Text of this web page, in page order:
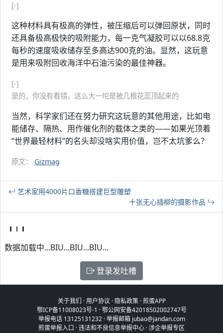
[-]
这种材料具有极高的弹性，被压缩后可以弹回原状，同时
还具备极高极快的吸附能力，每一克气凝胶可以以68.8克
每秒的速度吸收储存至多高达900克的油。显然，这玩意
是用来吸附回收海洋中石油污染的最佳神器。
[-]
是的，你没有看错，这么大一坨是被几根花蕊顶起来的
当然，科学家们还在努力研究这玩意的其他用途，比如电
能储存、隔热、用作催化剂的载体之类的——如果光顶着
“世界最轻材料”的名头却没啥实用价值，岂不太坑爹么？
原文： Gizmag
艺术家用4000片口香糖搭建巨型雕塑
十张无心插柳的摄影作品
数据加载中...BIU...BIU...BIU...
登录发吐槽
关于我们 ·用户协议 · 隐私政策·煎蛋APP
鄂ICP备11008023号-1 ·鄂公网安备42018502002747号
举报电话 13125131232 · 举报邮箱 jubao@jandan.com
煎蛋举报入口 ·违法和不良信息举报中心 ·涉企举报专区